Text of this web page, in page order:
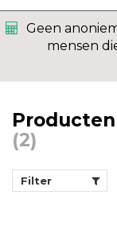
Geen
mensen
(2)
Filter